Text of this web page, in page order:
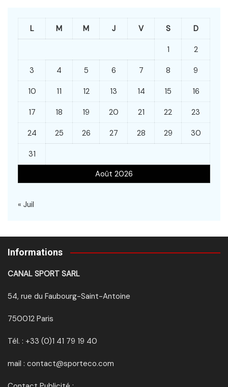
Août 2026
L M M J V S D
1 2
3 4 5 6 7 8 9
10 11 12 13 14 15 16
17 18 19 20 21 22 23
24 25 26 27 28 29 30
31
« Juil
Informations
CANAL SPORT SARL
54, rue du Faubourg-Saint-Antoine
750012 Paris
Tél. : +33 (0)1 41 79 19 40
mail : contact@sporteco.com